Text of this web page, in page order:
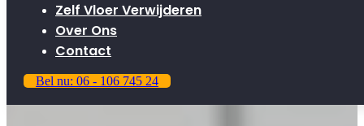
Zelf Vloer Verwijderen
Over Ons
Contact
Bel nu: 06 - 106 745 24